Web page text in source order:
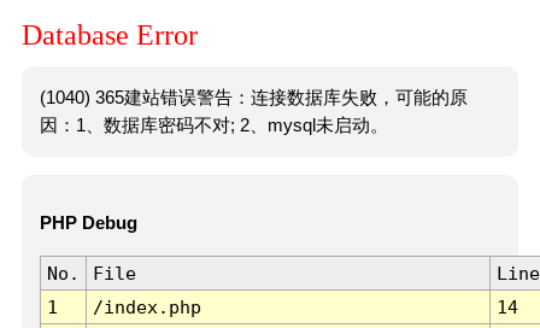
Database Error
(1040) 365建站错误警告：连接数据库失败，可能的原
因：1、数据库密码不对; 2、mysql未启动。
PHP Debug
No. File
Line
1
/index.php 14